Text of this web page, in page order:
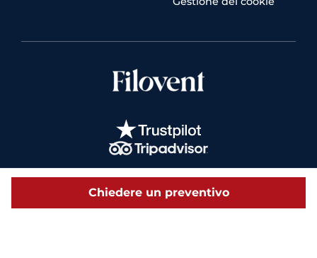
Chiedere un preventivo
© 2026 Filovent